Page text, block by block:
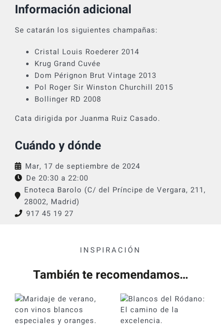
Información adicional
Se catarán los siguientes champañas:
Cristal Louis Roederer 2014
Krug Grand Cuvée
Dom Pérignon Brut Vintage 2013
Pol Roger Sir Winston Churchill 2015
Bollinger RD 2008
Cata dirigida por Juanma Ruiz Casado.
Cuándo y dónde
Mar, 17 de septiembre de 2024
De 20:30 a 22:00
Enoteca Barolo (C/ del Príncipe de Vergara, 211,
28002, Madrid)
917 45 19 27
INSPIRACIÓN
También te recomendamos…